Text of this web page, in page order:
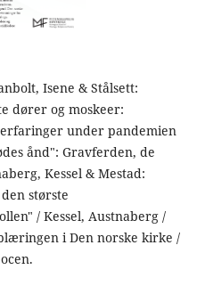
Isene & Stålsett:
dører og moskeer:
erfaringer under pandemien
ånd": Gravferden, de
Kessel & Mestad:
største
/ Kessel, Austnaberg /
i Den norske kirke /